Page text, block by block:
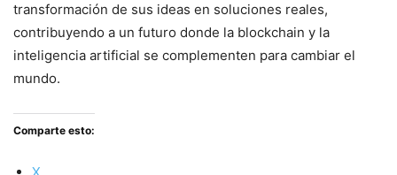
transformación de sus ideas en soluciones reales,
contribuyendo a un futuro donde la blockchain y la
inteligencia artificial se complementen para cambiar el
mundo.
Comparte esto: